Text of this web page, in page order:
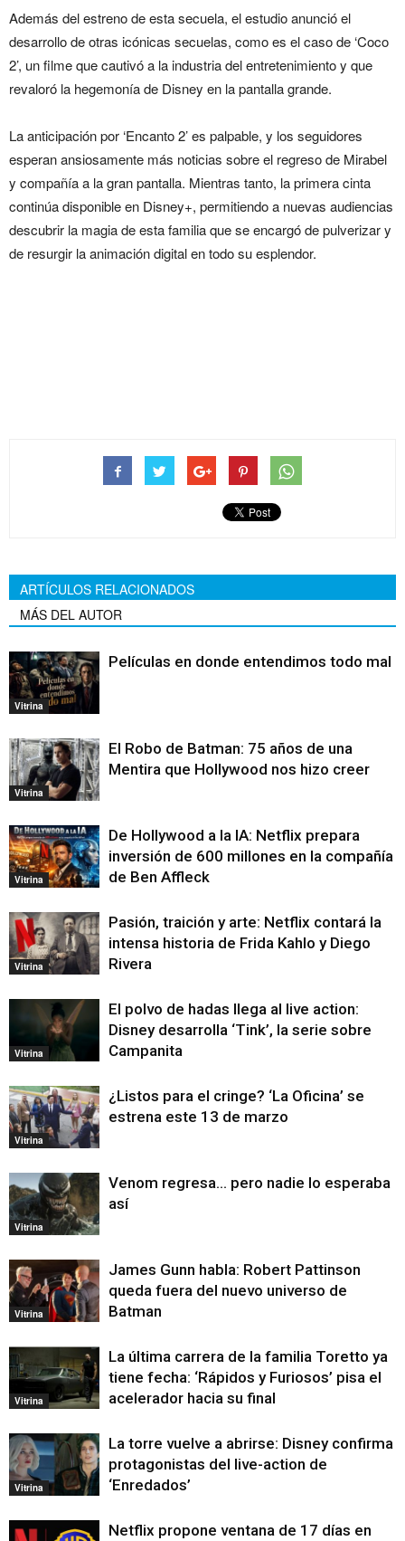
Además del estreno de esta secuela, el estudio anunció el
desarrollo de otras icónicas secuelas, como es el caso de ‘Coco
2’, un filme que cautivó a la industria del entretenimiento y que
revaloró la hegemonía de Disney en la pantalla grande.
La anticipación por ‘Encanto 2’ es palpable, y los seguidores
esperan ansiosamente más noticias sobre el regreso de Mirabel
y compañía a la gran pantalla. Mientras tanto, la primera cinta
continúa disponible en Disney+, permitiendo a nuevas audiencias
descubrir la magia de esta familia que se encargó de pulverizar y
de resurgir la animación digital en todo su esplendor.
ARTÍCULOS RELACIONADOS
MÁS DEL AUTOR
Vitrina
Películas en donde entendimos todo mal
Vitrina
El Robo de Batman: 75 años de una
Mentira que Hollywood nos hizo creer
Vitrina
De Hollywood a la IA: Netflix prepara
inversión de 600 millones en la compañía
de Ben Affleck
Vitrina
Pasión, traición y arte: Netflix contará la
intensa historia de Frida Kahlo y Diego
Rivera
Vitrina
El polvo de hadas llega al live action:
Disney desarrolla ‘Tink’, la serie sobre
Campanita
Vitrina
¿Listos para el cringe? ‘La Oficina’ se
estrena este 13 de marzo
Vitrina
Venom regresa… pero nadie lo esperaba
así
Vitrina
James Gunn habla: Robert Pattinson
queda fuera del nuevo universo de
Batman
Vitrina
La última carrera de la familia Toretto ya
tiene fecha: ‘Rápidos y Furiosos’ pisa el
acelerador hacia su final
Vitrina
La torre vuelve a abrirse: Disney confirma
protagonistas del live-action de
‘Enredados’
Netflix propone ventana de 17 días en